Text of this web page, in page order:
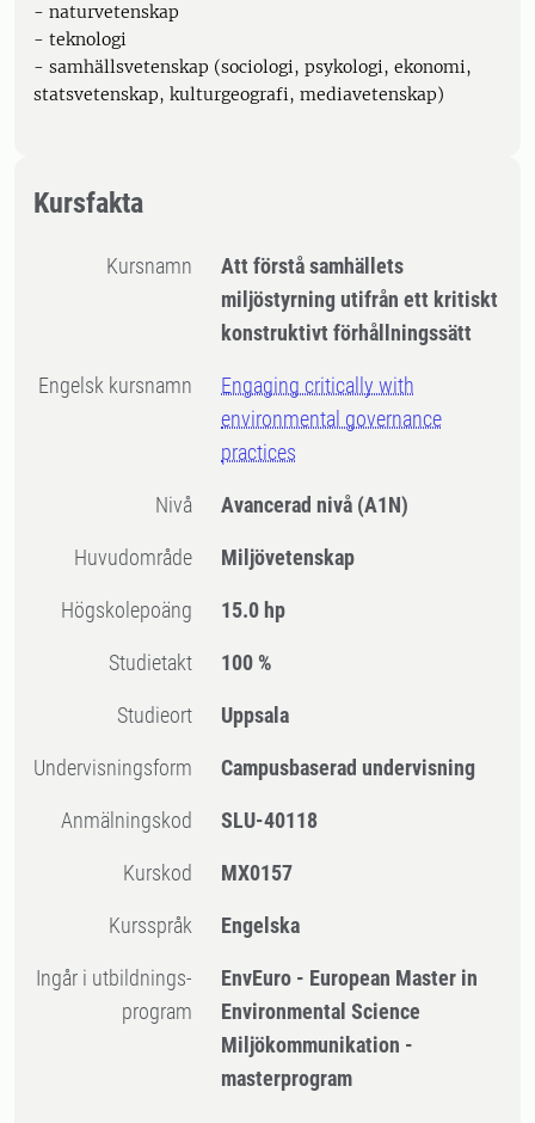
- naturvetenskap
- teknologi
- samhällsvetenskap (sociologi, psykologi, ekonomi,
statsvetenskap, kulturgeografi, mediavetenskap)
Kursfakta
Kursnamn
Att förstå samhällets
miljöstyrning utifrån ett kritiskt
konstruktivt förhållningssätt
Engelsk kursnamn
Engaging critically with
environmental governance
practices
Nivå Avancerad nivå (A1N)
Huvudområde Miljövetenskap
högskolepoäng 15.0 hp
Studietakt 100 %
Studieort Uppsala
Undervisningsform Campusbaserad undervisning
Anmälningskod SLU-40118
Kurskod MX0157
Kursspråk Engelska
Ingår i utbildnings-
program
EnvEuro - European Master in
Environmental Science
Miljökommunikation -
masterprogram